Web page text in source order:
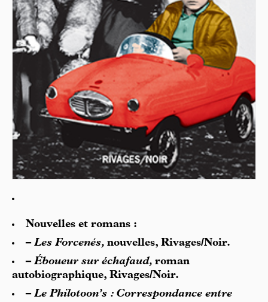
Nouvelles et romans :
– Les Forcenés, nouvelles, Rivages/Noir.
– Éboueur sur échafaud, roman
autobiographique, Rivages/Noir.
– Le Philotoon’s : Correspondance entre